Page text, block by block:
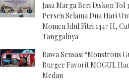
Jasa Marga Beri Diskon Tol
Persen Selama Dua Hari
Momen Idul Fitri 1447 H,
Tanggalnya
Bawa Sensasi “Monstrous
Burger Favorit MOGUL
Medan